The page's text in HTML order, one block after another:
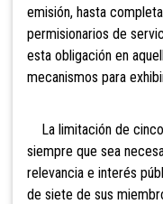
emisión, hasta
permisionarios de
esta obligación en
mecanismos para
La limitación de
siempre que sea
relevancia e interés
de siete de sus